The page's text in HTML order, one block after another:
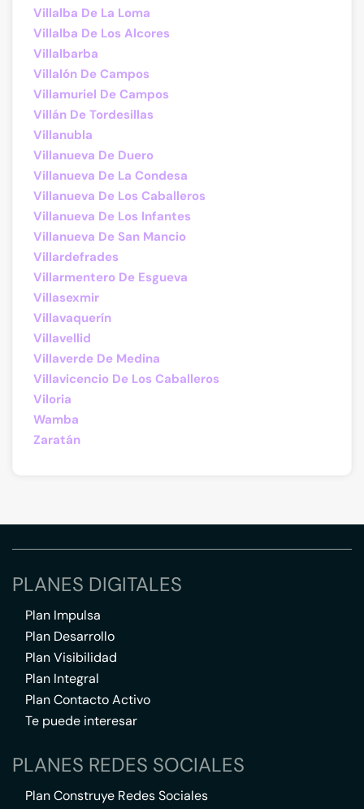
Villalba De La Loma
Villalba De Los Alcores
Villalbarba
Villalón De Campos
Villamuriel De Campos
Villán De Tordesillas
Villanubla
Villanueva De Duero
Villanueva De La Condesa
Villanueva De Los Caballeros
Villanueva De Los Infantes
Villanueva De San Mancio
Villardefrades
Villarmentero De Esgueva
Villasexmir
Villavaquerín
Villavellid
Villaverde De Medina
Villavicencio De Los Caballeros
Viloria
Wamba
Zaratán
PLANES DIGITALES
Plan Impulsa
Plan Desarrollo
Plan Visibilidad
Plan Integral
Plan Contacto Activo
Te puede interesar
PLANES REDES SOCIALES
Plan Construye Redes Sociales